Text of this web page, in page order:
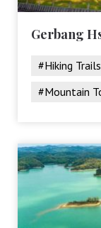
Gerbang
#Hiking Trails
#Mountain